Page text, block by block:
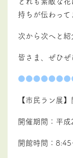
持ちが伝わって
次から次へと紹
皆さま、ぜひぜ
【市民ラン展】
開催期間：平
開館時間：